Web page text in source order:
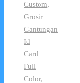
Custom,
Grosir
Gantungan
Id
Card
Full
Color,